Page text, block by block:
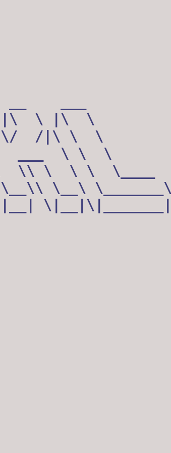
\|\  \ |\  \
\  \/  /|\ \  \
\   ___  \ \  \
\\ \  \ \  \____
\__\ \_______\
\|__|\|_______|